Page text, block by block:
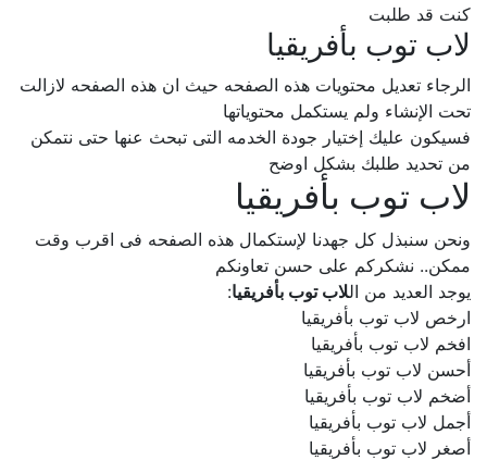
كنت قد طلبت
لاب توب بأفريقيا
الرجاء تعديل محتويات هذه الصفحه حيث ان هذه الصفحه لازالت
تحت الإنشاء ولم يستكمل محتوياتها
فسيكون عليك إختيار جودة الخدمه التى تبحث عنها حتى نتمكن
من تحديد طلبك بشكل اوضح
لاب توب بأفريقيا
ونحن سنبذل كل جهدنا لإستكمال هذه الصفحه فى اقرب وقت
ممكن.. نشكركم على حسن تعاونكم
يوجد العديد من ال لاب توب بأفريقيا:
ارخص لاب توب بأفريقيا
افخم لاب توب بأفريقيا
أحسن لاب توب بأفريقيا
أضخم لاب توب بأفريقيا
أجمل لاب توب بأفريقيا
أصغر لاب توب بأفريقيا